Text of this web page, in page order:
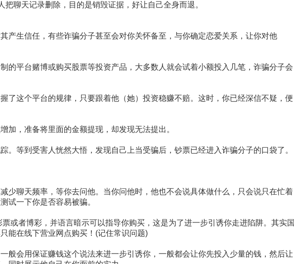
把聊天记录删除，目的是销毁证据，好让自己全身而退。
产生信任，有些诈骗分子甚至会对你关怀备至，与你确定恋爱关系，让你对他
的平台赌博或购买股票等投资产品，大多数人就会试着小额投入几笔，诈骗分子会
了这个平台的规律，只要跟着他（她）投资稳赚不赔。这时，你已经深信不疑，便
加，准备将里面的金额提现，却发现无法提出。
。等到受害人恍然大悟，发现自己上当受骗后，钞票已经进入诈骗分子的口袋了。
少聊天频率，等你去问他。当你问他时，他也不会说具体做什么，只会说只在忙着
试一下你是否容易被骗。
或者博彩，并语言暗示可以指导你购买，这是为了进一步引诱你走进陷阱。其实国
能在线下营业网点购买！(记住常识问题)
般会用保证赚钱这个说法来进一步引诱你，一般都会让你先投入少量的钱，然后让